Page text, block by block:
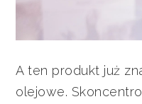
A ten produkt już
olejowe.